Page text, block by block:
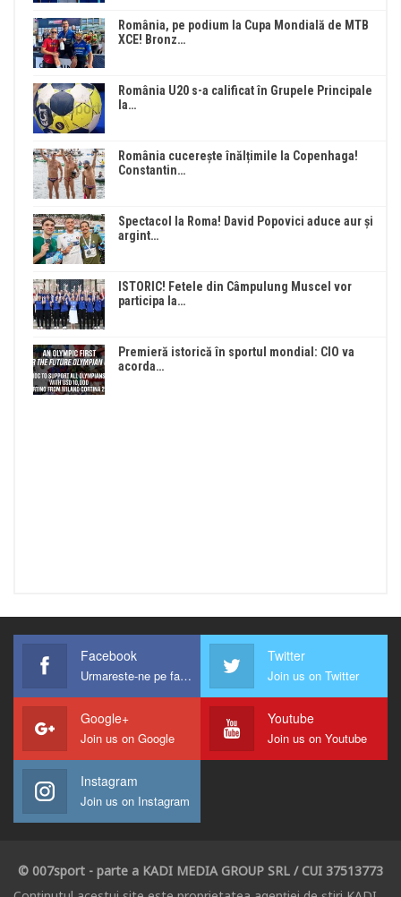
România, pe podium la Cupa Mondială de MTB
XCE! Bronz…
România U20 s-a calificat în Grupele Principale
la…
România cucerește înălțimile la Copenhaga!
Constantin…
Spectacol la Roma! David Popovici aduce aur și
argint…
ISTORIC! Fetele din Câmpulung Muscel vor
participa la…
Premieră istorică în sportul mondial: CIO va
acorda…
Facebook
Urmareste-ne pe facebook !
Twitter
Join us on Twitter
Google+
Join us on Google
Youtube
Join us on Youtube
Instagram
Join us on Instagram
© 007sport - parte a KADI MEDIA GROUP SRL / CUI 37513773